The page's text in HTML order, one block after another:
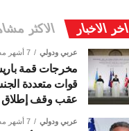
اخر الاخبار الاكثر
عربي ودولي 7 أشهر مضت
مخرجات قمة
قوات متعددة
عقب وقف إطلاق
عربي ودولي 7 أشهر مضت